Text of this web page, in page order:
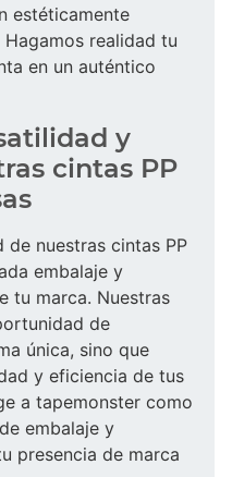
estéticamente
realidad tu
en un auténtico
y
cintas PP
nuestras cintas PP
embalaje y
tu marca. Nuestras
de
única, sino que
y eficiencia de tus
a tapemonster como
embalaje y
presencia de marca